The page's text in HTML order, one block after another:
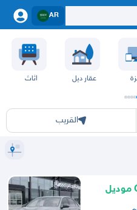
AR
عقار ديل اثاث
القصيم الباحة
القريب
مرسيدس C43 AMG 4MATIC موديل